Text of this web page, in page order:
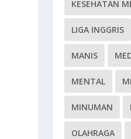
KESEHATAN
LIGA INGGRIS
MANIS
MENTAL
MINUMAN
OLAHRAGA